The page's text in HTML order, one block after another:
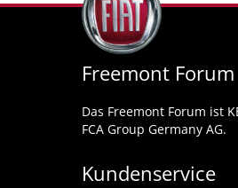
Freemont Forum
Das Freemont Forum ist
FCA Group Germany AG.
Kundenservice